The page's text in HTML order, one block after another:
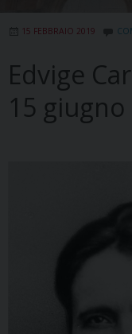
15 FEBBRAIO 2019
Edvige
15 giugno